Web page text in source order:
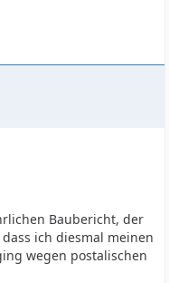
Baubericht, der
ich diesmal meinen
wegen postalischen